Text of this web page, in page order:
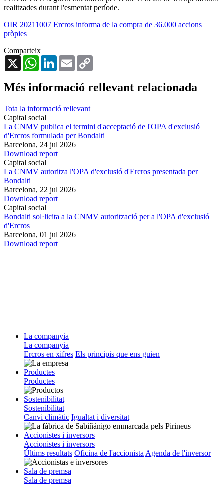
realitzades durant l'esmentat període.
OIR 20211007 Ercros informa de la compra de 36.000 accions
pròpies
Comparteix
X
WhatsAppLinkedInEmail
Més informació rellevant relacionada
Tota la informació rellevant
Capital social
La CNMV publica el termini d'acceptació de l'OPA d'exclusió
d'Ercros formulada per Bondalti
Barcelona, 24 jul 2026
Download report
Capital social
La CNMV autoritza l'OPA d'exclusió d'Ercros presentada per
Bondalti
Barcelona, 22 jul 2026
Download report
Capital social
Bondalti sol·licita a la CNMV autorització per a l'OPA d'exclusió
d'Ercros
Barcelona, 01 jul 2026
Download report
La companyia
La companyia
Ercros en xifres Els principis que ens guien
Productes
Productes
Sostenibilitat
Sostenibilitat
Canvi climàtic Igualtat i diversitat
Accionistes i inversors
Accionistes i inversors
Últims resultats Oficina de l'accionista Agenda de l'inversor
Sala de premsa
Sala de premsa